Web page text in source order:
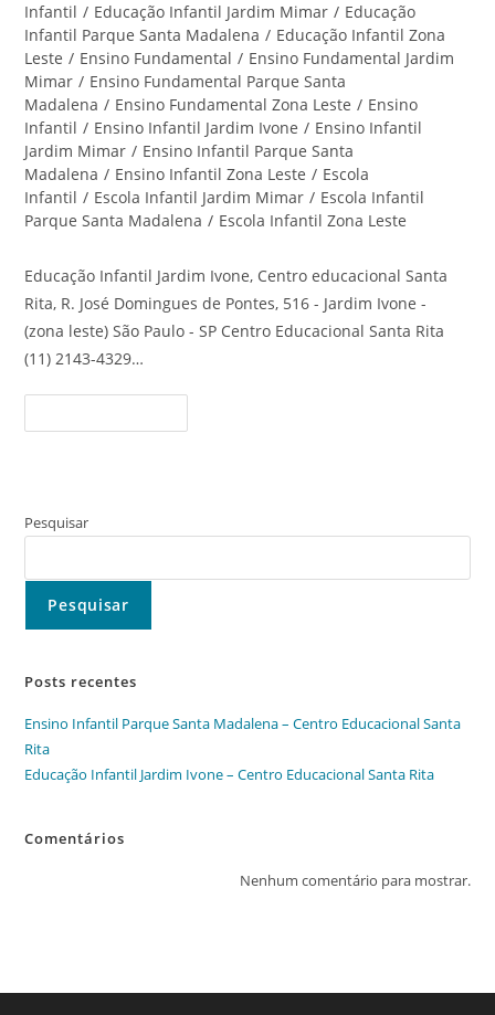
Infantil / Educação Infantil Jardim Mimar / Educação
Infantil Parque Santa Madalena / Educação Infantil Zona
Leste / Ensino Fundamental / Ensino Fundamental Jardim
Mimar / Ensino Fundamental Parque Santa
Madalena / Ensino Fundamental Zona Leste / Ensino
Infantil / Ensino Infantil Jardim Ivone / Ensino Infantil
Jardim Mimar / Ensino Infantil Parque Santa
Madalena / Ensino Infantil Zona Leste / Escola
Infantil / Escola Infantil Jardim Mimar / Escola Infantil
Parque Santa Madalena / Escola Infantil Zona Leste
Educação Infantil Jardim Ivone, Centro educacional Santa
Rita, R. José Domingues de Pontes, 516 - Jardim Ivone -
(zona leste) São Paulo - SP Centro Educacional Santa Rita
(11) 2143-4329…
Infantil
Rita
Pesquisar
Pesquisar
Posts recentes
Ensino Infantil Parque Santa Madalena – Centro Educacional Santa
Rita
Educação Infantil Jardim Ivone – Centro Educacional Santa Rita
Comentários
Nenhum comentário para mostrar.